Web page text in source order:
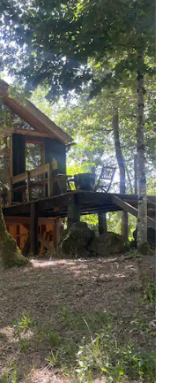
hóspedes